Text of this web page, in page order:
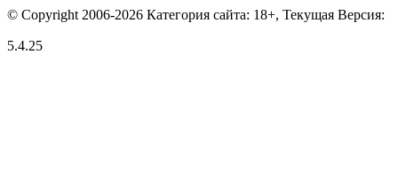
© Copyright 2006-2026 Категория сайта: 18+, Текущая Версия:
5.4.25